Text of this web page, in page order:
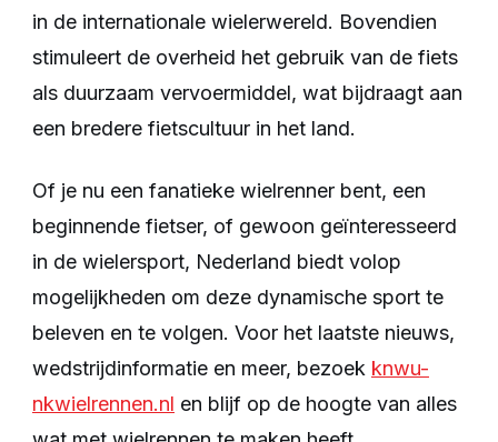
in de internationale wielerwereld. Bovendien
stimuleert de overheid het gebruik van de fiets
als duurzaam vervoermiddel, wat bijdraagt aan
een bredere fietscultuur in het land.
Of je nu een fanatieke wielrenner bent, een
beginnende fietser, of gewoon geïnteresseerd
in de wielersport, Nederland biedt volop
mogelijkheden om deze dynamische sport te
beleven en te volgen. Voor het laatste nieuws,
wedstrijdinformatie en meer, bezoek knwu-
nkwielrennen.nl en blijf op de hoogte van alles